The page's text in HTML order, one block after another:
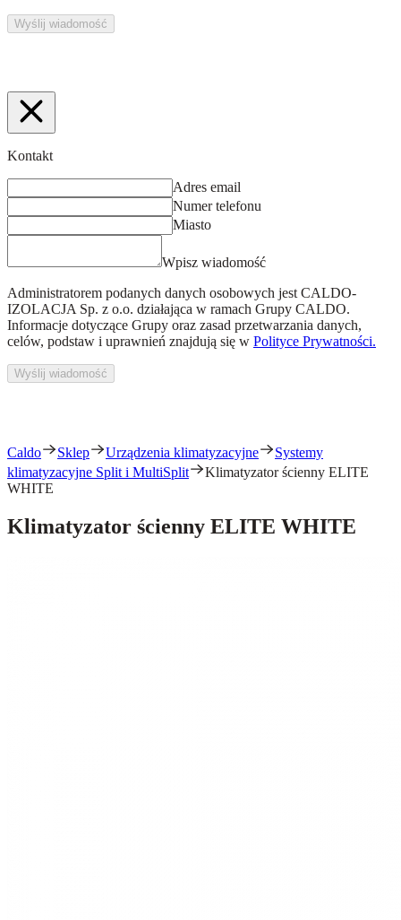
Wyślij wiadomość
Kontakt
Adres email
Numer telefonu
Miasto
Wpisz wiadomość
Administratorem podanych danych osobowych jest CALDO-
IZOLACJA Sp. z o.o. działająca w ramach Grupy CALDO.
Informacje dotyczące Grupy oraz zasad przetwarzania danych,
celów, podstaw i uprawnień znajdują się w Polityce Prywatności.
Wyślij wiadomość
Caldo Sklep Urządzenia klimatyzacyjne
Systemy
klimatyzacyjne Split i MultiSplit
Klimatyzator ścienny ELITE
WHITE
Klimatyzator ścienny ELITE WHITE